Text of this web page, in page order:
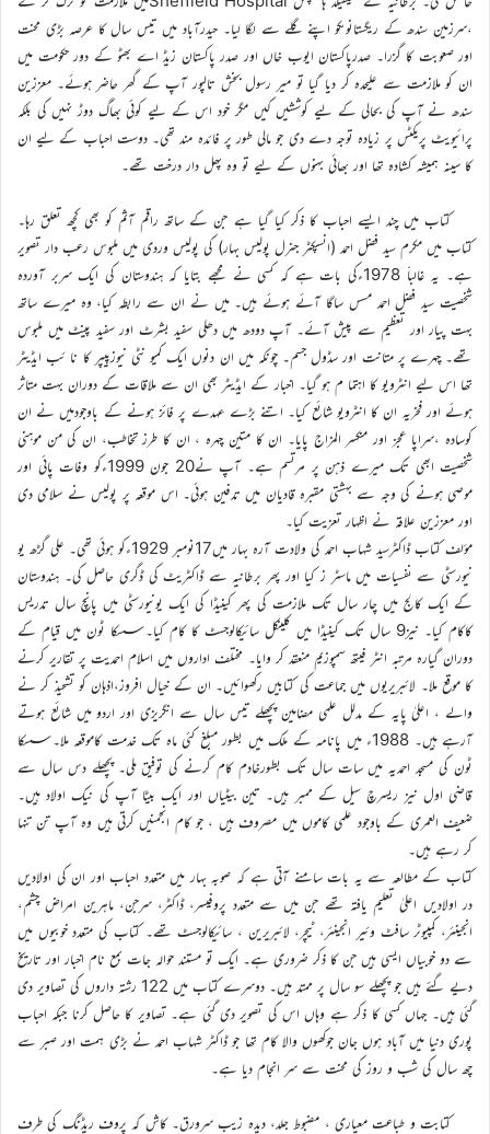
،سرزمین سندھ کے ریگستانوںکو اپنے گلے سے لگا لیا۔ حیدرآباد میں تیس سال کا عرصہ بڑی محنت
اور صعوبت کا گزرا۔ صدرپاکستان ایوب خاں اور صدر پاکستان زیڈ اے بھٹو کے دور حکومت میں
ان کو ملازمت سے علیحدہ کر دیا گیا تو میر رسول بخش تالپور آپ کے گھر حاضر ہوئے۔ معززین
سندھ نے آپ کی بحالی کے لیے کوششیں کیں مگر خود اس کے لیے کوئی بھاگ دوڑ نہیں کی بلکہ
پرائیویٹ پریکٹس پر زیادہ توجہ دے دی جو مالی طور پر فائدہ مند تھی۔ دوست احباب کے لیے ان
کا سینہ ہمیشہ کشادہ تھا اور بھائی بہنوں کے لیے تو وہ پھل دار درخت تھے۔
کتاب میں چند ایسے احباب کا ذکر کیا گیا ہے جن کے ساتھ راقم آثم کو بھی کچھ تعلق رہا۔
کتاب میں مکرم سید فضل احمد (انسپکٹر جنرل پولیس بہار) کی پولیس وردی میں ملبوس رعب دار تصویر
ہے۔ یہ غالباََ 1978ءکی بات ہے کہ کسی نے مجھے بتایا کہ ہندوستان کی ایک سربر آوردہ
شخصیت سید فضل احمد مسس ساگا آئے ہوئے ہیں۔ میں نے ان سے رابطہ کیا، وہ میرے ساتھ
بہت پیار اور تعظیم سے پیش آئے۔ آپ دودھ میں دھلی سفید بشرٹ اور سفید پینٹ میں ملبوس
تھے۔ چہرے پر متانت اور سڈول جسم۔ چونکہ میں ان دنوں ایک کمیو نٹی نیوزپیپر کا نا ئب ایڈیٹر
تھا اس لیے انٹرویو کا اہتما م ہو گیا۔ اخبار کے ایڈیٹر بھی ان سے ملاقات کے دوران بہت متاثر
ہوئے اور فخریہ ان کا انٹرویو شائع کیا۔ اتنے بڑے عہدے پر فائز ہونے کے باوجودمیں نے ان
کوسادہ ،سراپا عجز اور منکسر المزاج پایا۔ ان کا متین چہرہ ، ان کا طرز تخاطب، ان کی من موہنی
شخصیت ابھی تک میرے ذہن پر مرتسم ہے۔ آپ نے20 جون 1999ءکو وفات پائی اور
موصی ہونے کی وجہ سے بہشتی مقبرہ قادیان میں تدفین ہوئی۔ اس موقعہ پر پولیس نے سلامی دی
اور معززین علاقہ نے اظہار تعزیت کیا۔
مؤلف کتاب ڈاکٹرسید شہاب احمد کی ولادت آرہ بہار میں17نومبر 1929ءکو ہوئی تھی۔ علی گڑھ یو
نیورسٹی سے نفسیات میں ماسٹر ز کیا اور پھر برطانیہ سے ڈاکٹریٹ کی ڈگری حاصل کی۔ ہندوستان
کے ایک کالج میں چار سال تک ملازمت کی پھر کینیڈا کی ایک یونیورسٹی میں پانچ سال تدریس
کاکام کیا۔ نیز9 سال تک کینیڈا میں کلینکل سائیکالوجسٹ کا کام کیا۔ سسکا ٹون میں قیام کے
دوران گیارہ مرتبہ انٹر فیتھ سمپوزیم منعقد کر وایا۔ مختلف اداروں میں اسلام احمدیت پر تقاریر کرنے
کا موقع ملا۔ لائبریریوں میں جماعت کی کتابیں رکھوائیں۔ ان کے خیال افروز،اذہان کو تشحیذ کر نے
والے ، اعلیٰ پایہ کے مدلل علمی مضامین پچھلے تیس سال سے انگریزی اور اردو میں شائع ہوتے
آرہے ہیں۔ 1988ء میں پانامہ کے ملک میں بطور مبلغ کئی ماہ تک خدمت کاموقعہ ملا۔ سسکا
ٹون کی مسجد احمدیہ میں سات سال تک بطورخادم کام کرنے کی توفیق ملی۔ پچھلے دس سال سے
قاضی اول نیز ریسرچ سیل کے ممبر ہیں۔ تین بیٹیاں اور ایک بیٹا آپ کی نیک اولاد ہیں۔
ضعیف العمری کے باوجود علمی کاموں میں مصروف ہیں ، جو کام انجمنیں کرتی ہیں وہ آپ تن تنہا
کر رہے ہیں۔
کتاب کے مطالعہ سے یہ بات سامنے آتی ہے کہ صوبہ بہار میں متعدد احباب اور ان کی اولادیں
در اولادیں اعلیٰ تعلیم یافتہ تھے جن میں سے متعدد پروفیسر، ڈاکٹر، سرجن، ماہرین امراض چشم،
انجینئر، کمپیوٹر سافٹ وئیر انجینئر، ٹیچر، لائبریرین ، سائیکالوجسٹ تھے۔ کتاب کی متعدد خوبیوں میں
سے دو خوبیاں ایسی ہیں جن کا ذکر ضروری ہے۔ ایک تو مستند حوالہ جات بمع نام اخبار اور تاریخ
دیے گئے ہیں جو پچھلے سو سال پر ممتد ہیں۔ دوسرے کتاب میں 122 رشتہ داروں کی تصاویر دی
گئی ہیں۔ جہاں کسی کا ذکر ہے وہاں اس کی تصویر دی گئی ہے۔ تصاویر کا حاصل کرنا جبکہ احباب
پوری دنیا میں آباد ہوں جان جوکھوں والا کام تھا جو ڈاکٹر شہاب احمد نے بڑی ہمت اور صبر سے
چھ سال کی شب و روز کی محنت سے سر انجام دیا ہے۔
کتابت و طباعت معیاری ، مضبوط جلد، دیدہ زیب سرورق۔ کاش کہ پروف ریڈنگ کی طرف